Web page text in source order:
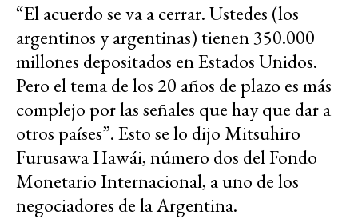
“El acuerdo se va a cerrar. Ustedes (los
argentinos y argentinas) tienen 350.000
millones depositados en Estados Unidos.
Pero el tema de los 20 años de plazo es más
complejo por las señales que hay que dar a
otros países”. Esto se lo dijo Mitsuhiro
Furusawa Hawái, número dos del Fondo
Monetario Internacional, a uno de los
negociadores de la Argentina.